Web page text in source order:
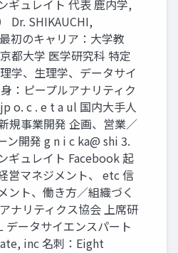
ギュレイト 代表 鹿内学,
Dr. SHIKAUCHI,
初のキャリア：大学教
都大学 医学研究科 特定
学、生理学、データサイ
：ピープルアナリティク
o. c . e t a ul 国内大手人
規事業開発 企画、営業／
ン開発 g n i c ka@ shi 3.
ギュレイト Facebook 起
営マネジメント、 etc 信
ント、働き方／組織づく
ナリティクス協会 上席研
データサイエンスパート
inc 名刺：Eight